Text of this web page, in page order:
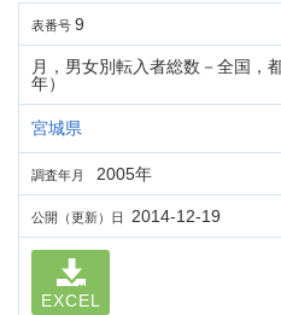
表番号 9
月，男女別転入者総数－全国，
年）
宮城県
調査年月 2005年
公開（更新）日 2014-12-19
EXCEL